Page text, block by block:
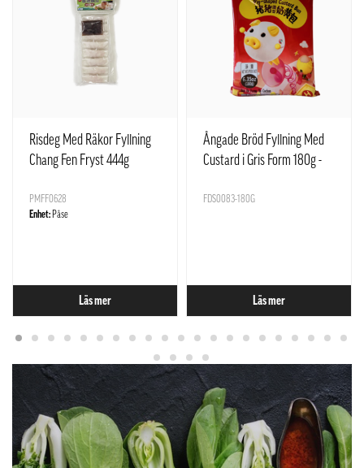
Risdeg Med Räkor Fyllning
Chang Fen Fryst 444g
PMFF0628
Enhet: Påse
Läs mer
Ångade Bröd Fyllning Med
Custard i Gris Form 180g -
FDS0083-180G
Läs mer